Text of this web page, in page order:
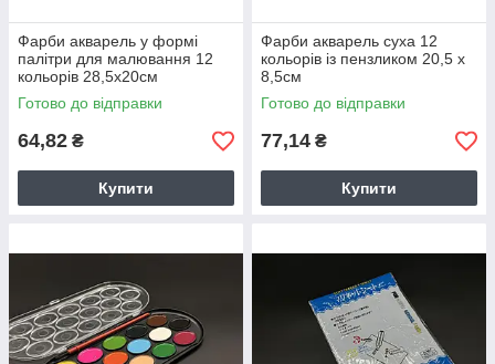
Фарби акварель у формі
палітри для малювання 12
кольорів 28,5х20см
Готово до відправки
64,82 ₴
Купити
Фарби акварель суха 12
кольорів із пензликом 20,5 х
8,5см
Готово до відправки
77,14 ₴
Купити